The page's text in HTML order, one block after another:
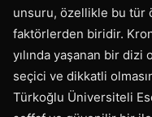
unsuru, özellikle bu tür
faktörlerden biridir.
yılında yaşanan bir dizi
seçici ve dikkatli
Türkoğlu Üniversiteli